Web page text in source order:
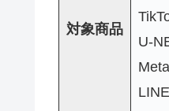
対象商品
U-